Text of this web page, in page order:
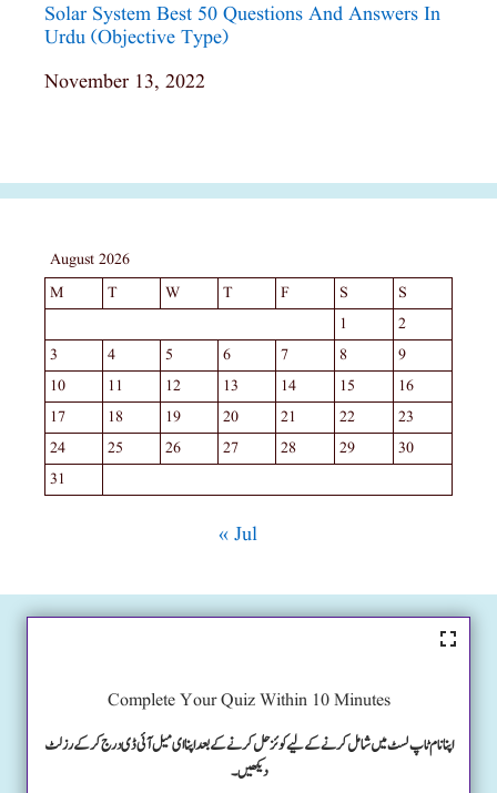
Solar System Best 50 Questions And Answers In
Urdu (objective Type)
Date
November 13, 2022
August 2026
M
T W T F S
S
1
2
3
4 5 6 7 8
9
10
11 12 13 14 15
16
17
18 19 20 21 22
23
24
25 26 27 28 29
30
31
« Jul
Complete Your Quiz Within 10 Minutes
اپنا نام ٹاپ لسٹ میں شامل کرنے کے لیے کوئز حل کرنے کے بعد اپنا ای میل آئی ڈی درج کرکے رزلٹ
دیکھیں۔